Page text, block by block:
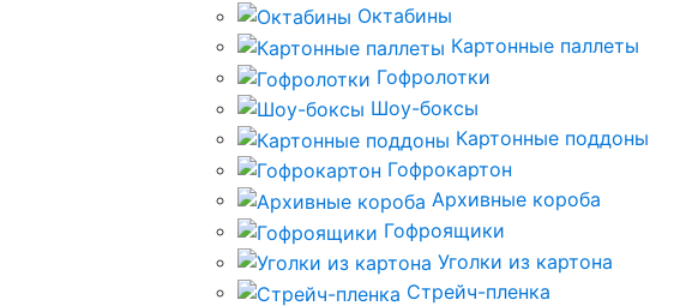
Октабины
Картонные паллеты
Гофролотки
Шоу-боксы
Картонные поддоны
Гофрокартон
Архивные короба
Гофроящики
Уголки из картона
Стрейч-пленка